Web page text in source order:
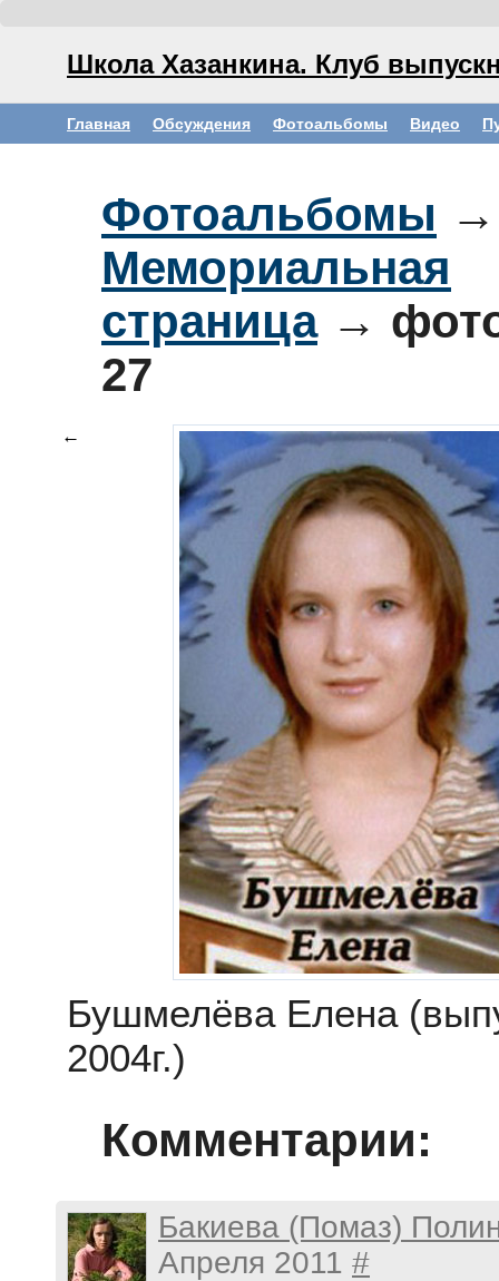
Школа Хазанкина. Клуб
Главная Обсуждения Фотоальбомы Видео
Фотоальбомы →
Мемориальная
страница→
27
←
Бушмелёва Елена
2004г.)
Комментарии:
Бакиева (Помаз)
Апреля 2011 #